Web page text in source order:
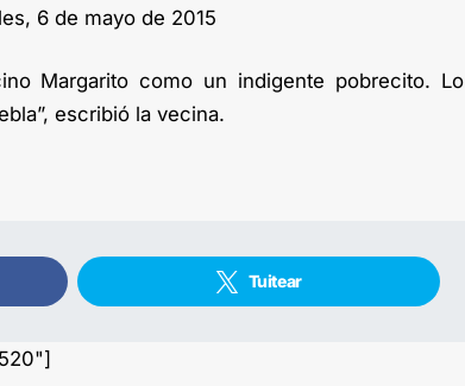
6 de mayo de 2015
Margarito como un indigente pobrecito. Lo
escribió la vecina.
Tuitear